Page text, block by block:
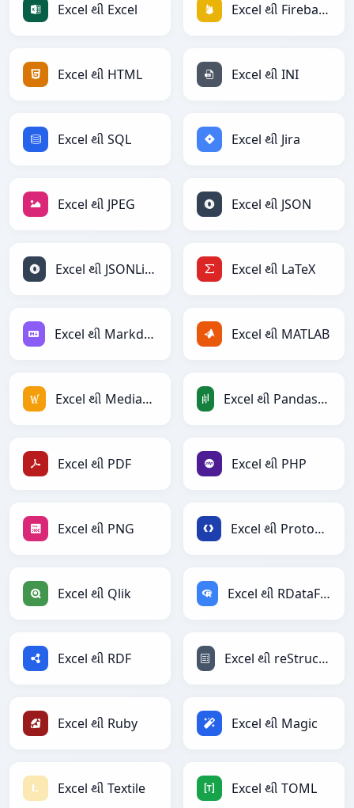
Excel થી Excel Excel થી Firebase
Excel થી HTML Excel થી INI
Excel થી SQL Excel થી Jira
Excel થી JPEG Excel થી JSON
Excel થી JSONLines Excel થી LaTeX
Excel થી Markdown Excel થી MATLAB
Excel થી MediaWiki Excel થી PandasDataFrame
Excel થી PDF Excel થી PHP
Excel થી PNG Excel થી Protobuf
Excel થી Qlik Excel થી RDataFrame
Excel થી RDF Excel થી reStructuredText
Excel થી Ruby Excel થી Magic
Excel થી Textile Excel થી TOML